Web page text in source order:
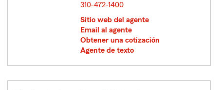
310-472-1400
Sitio web del agente
Email al agente
Obtener una cotización
Agente de texto